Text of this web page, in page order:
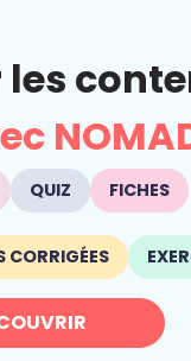
QUIZ FICHES
CORRIGÉES